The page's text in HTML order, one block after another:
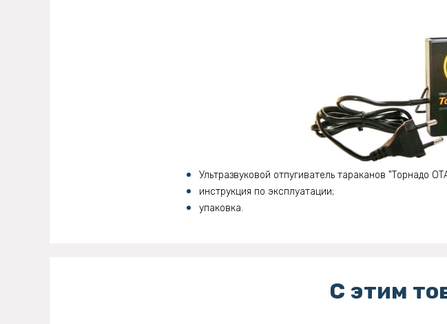
Ультразвуковой отпугиватель тараканов "Торнадо
инструкция по эксплуатации;
упаковка.
С этим